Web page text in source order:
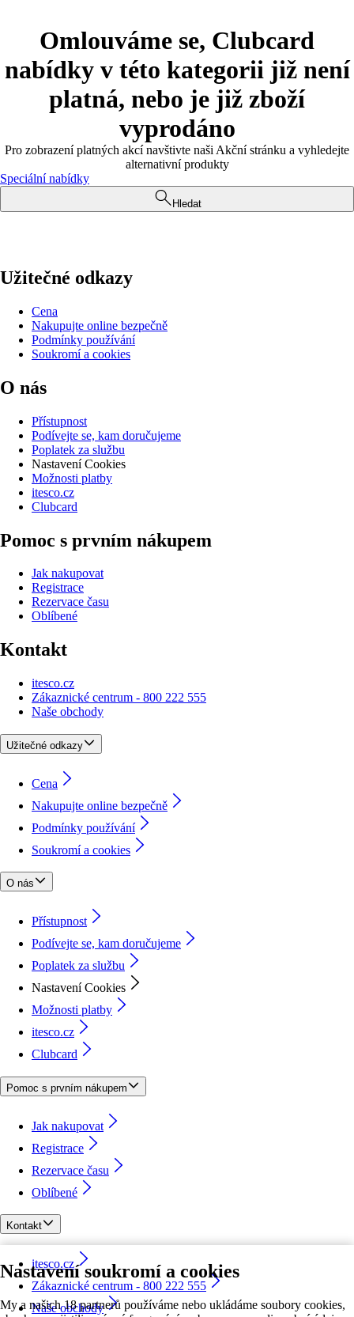
Nastavení soukromí a cookies
My a našich 18 partnerů používáme nebo ukládáme soubory cookies,
Omlouváme se, Clubcard
nabídky v této kategorii již není
platná, nebo je již zboží
vyprodáno
Pro zobrazení platných akcí navštivte naši Akční stránku a vyhledejte
alternativní produkty
Speciální nabídky
Hledat
Užitečné odkazy
Cena
Nakupujte online bezpečně
Podmínky používání
Soukromí a cookies
O nás
Přístupnost
Podívejte se, kam doručujeme
Poplatek za službu
Nastavení Cookies
Možnosti platby
itesco.cz
Clubcard
Pomoc s prvním nákupem
Jak nakupovat
Registrace
Rezervace času
Oblíbené
Kontakt
itesco.cz
Zákaznické centrum - 800 222 555
Naše obchody
Užitečné odkazy
Cena
Nakupujte online bezpečně
Podmínky používání
Soukromí a cookies
O nás
Přístupnost
Podívejte se, kam doručujeme
Poplatek za službu
Nastavení Cookies
Možnosti platby
itesco.cz
Clubcard
Pomoc s prvním nákupem
Jak nakupovat
Registrace
Rezervace času
Oblíbené
Kontakt
itesco.cz
Zákaznické centrum - 800 222 555
Naše obchody